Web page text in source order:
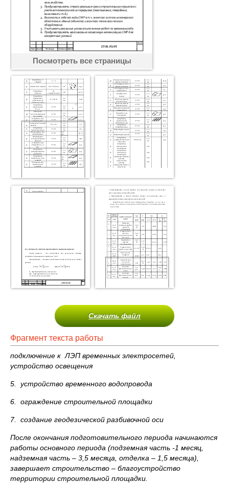
Посмотреть все страницы
Скачать файл
Фрагмент текста работы
подключение к ЛЭП временных электросетей,
устройство освещения
5. устройство временного водопровода
6. ограждение строительной площадки
7. создание геодезической разбивочной оси
После окончания подготовительного периода начинаются
работы основного периода (подземная часть -1 месяц,
надземная часть – 3,5 месяца, отделка – 1,5 месяца),
завершает строительство – благоустройство
территории строительной площадки.